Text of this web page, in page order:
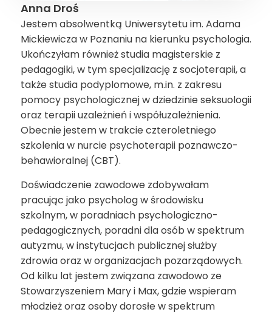
Anna Droś
Jestem absolwentką Uniwersytetu im. Adama
Mickiewicza w Poznaniu na kierunku psychologia.
Ukończyłam również studia magisterskie z
pedagogiki, w tym specjalizację z socjoterapii, a
także studia podyplomowe, m.in. z zakresu
pomocy psychologicznej w dziedzinie seksuologii
oraz terapii uzależnień i współuzależnienia.
Obecnie jestem w trakcie czteroletniego
szkolenia w nurcie psychoterapii poznawczo-
behawioralnej (CBT).
Doświadczenie zawodowe zdobywałam
pracując jako psycholog w środowisku
szkolnym, w poradniach psychologiczno-
pedagogicznych, poradni dla osób w spektrum
autyzmu, w instytucjach publicznej służby
zdrowia oraz w organizacjach pozarządowych.
Od kilku lat jestem związana zawodowo ze
Stowarzyszeniem Mary i Max, gdzie wspieram
młodzież oraz osoby dorosłe w spektrum